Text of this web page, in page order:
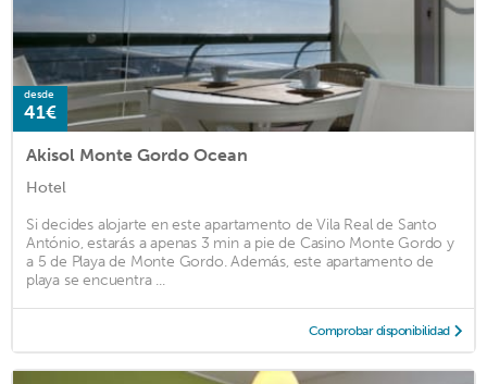
desde
41€
Akisol Monte Gordo Ocean
Hotel
Si decides alojarte en este apartamento de Vila Real de Santo
António, estarás a apenas 3 min a pie de Casino Monte Gordo y
a 5 de Playa de Monte Gordo. Además, este apartamento de
playa se encuentra ...
Comprobar disponibilidad